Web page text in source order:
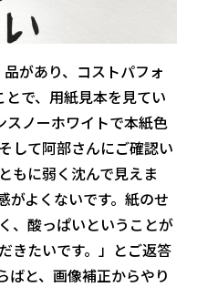
があり、コストパフォ
で、用紙見本を見てい
スノーホワイトで本紙色
して阿部さんにご確認い
もに弱く沈んで見えま
がよくないです。紙のせ
、酸っぱいということが
きたいです。」とご返答
と、画像補正からやり